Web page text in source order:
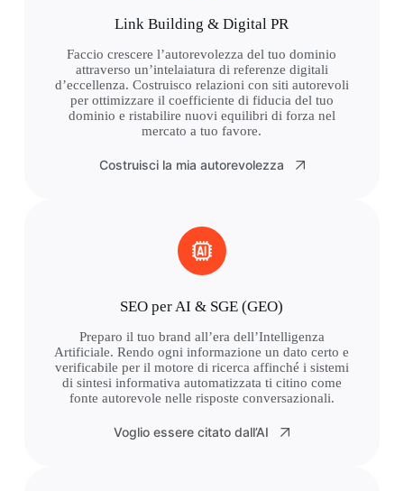
Link Building & Digital PR
Faccio crescere l’autorevolezza del tuo dominio
attraverso un’intelaiatura di referenze digitali
d’eccellenza. Costruisco relazioni con siti autorevoli
per ottimizzare il coefficiente di fiducia del tuo
dominio e ristabilire nuovi equilibri di forza nel
mercato a tuo favore.
Costruisci la mia autorevolezza
SEO per AI & SGE (GEO)
Preparo il tuo brand all’era dell’Intelligenza
Artificiale. Rendo ogni informazione un dato certo e
verificabile per il motore di ricerca affinché i sistemi
di sintesi informativa automatizzata ti citino come
fonte autorevole nelle risposte conversazionali.
Voglio essere citato dall’AI